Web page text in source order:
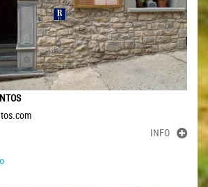
INFO